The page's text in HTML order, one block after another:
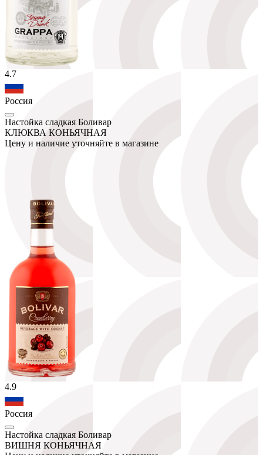
4.7
Россия
Настойка сладкая Боливар
КЛЮКВА КОНЬЯЧНАЯ
Цену и наличие уточняйте в магазине
4.9
Россия
Настойка сладкая Боливар
ВИШНЯ КОНЬЯЧНАЯ